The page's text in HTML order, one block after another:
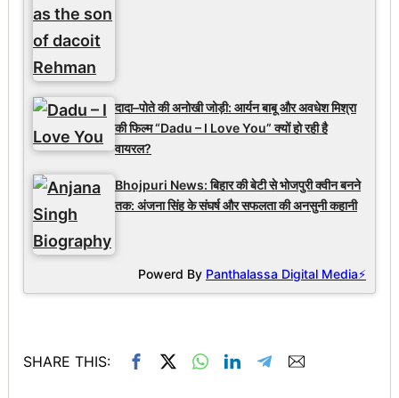
दादा–पोते की अनोखी जोड़ी: आर्यन बाबू और अवधेश मिश्रा
की फिल्म “Dadu – I Love You” क्यों हो रही है
वायरल?
Bhojpuri News: बिहार की बेटी से भोजपुरी क्वीन बनने
तक: अंजना सिंह के संघर्ष और सफलता की अनसुनी कहानी
Powerd By Panthalassa Digital Media⚡
SHARE THIS: